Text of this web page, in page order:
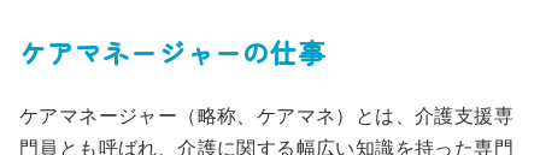
ケアマネージャーの仕事
ケアマネージャー（略称、ケアマネ）とは、介護支援専
門員とも呼ばれ、介護に関する幅広い知識を持った専門